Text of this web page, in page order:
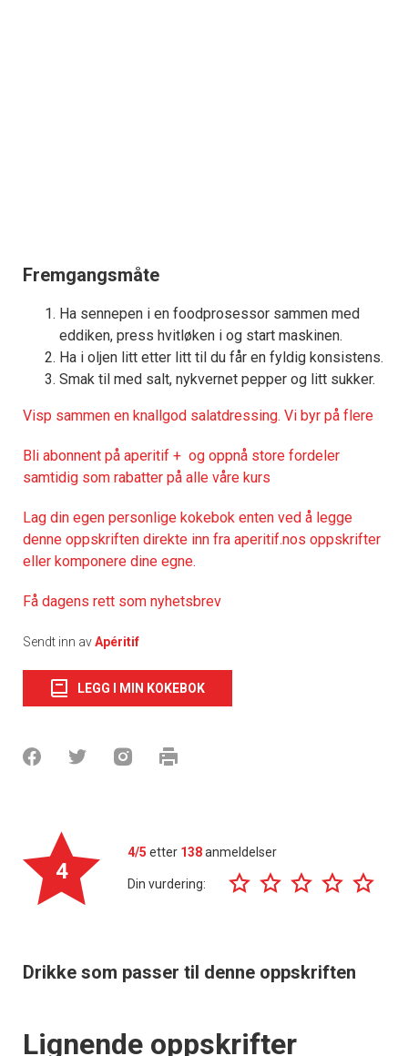
Fremgangsmåte
Ha sennepen i en foodprosessor sammen med
eddiken, press hvitløken i og start maskinen.
Ha i oljen litt etter litt til du får en fyldig konsistens.
Smak til med salt, nykvernet pepper og litt sukker.
Visp sammen en knallgod salatdressing. Vi byr på flere
Bli abonnent på aperitif + og oppnå store fordeler
samtidig som rabatter på alle våre kurs
Lag din egen personlige kokebok enten ved å legge
denne oppskriften direkte inn fra aperitif.nos oppskrifter
eller komponere dine egne.
Få dagens rett som nyhetsbrev
Sendt inn avApéritif
LEGG I MIN KOKEBOK
4
4/5 etter 138anmeldelser
Din vurdering:
Drikke som passer til denne oppskriften
Lignende oppskrifter